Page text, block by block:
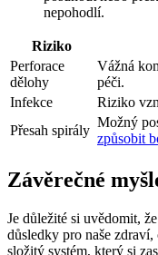
nepohodlí.
Riziko
Perforace
dělohy
Vážná
péči.
Infekce
Riziko
Přesah spirály
Možný
způsobit
Závěrečné
Je důležité si uvědomit,
důsledky pro naše
složitý systém, který si